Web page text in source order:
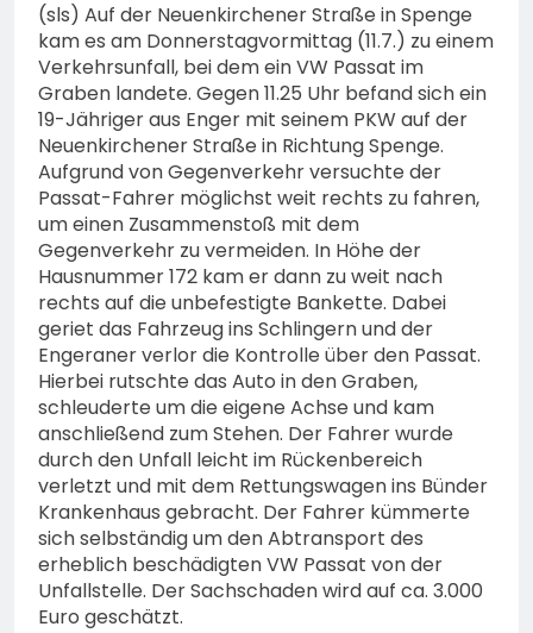
(sls) Auf der Neuenkirchener Straße in Spenge
kam es am Donnerstagvormittag (11.7.) zu einem
Verkehrsunfall, bei dem ein VW Passat im
Graben landete. Gegen 11.25 Uhr befand sich ein
19-Jähriger aus Enger mit seinem PKW auf der
Neuenkirchener Straße in Richtung Spenge.
Aufgrund von Gegenverkehr versuchte der
Passat-Fahrer möglichst weit rechts zu fahren,
um einen Zusammenstoß mit dem
Gegenverkehr zu vermeiden. In Höhe der
Hausnummer 172 kam er dann zu weit nach
rechts auf die unbefestigte Bankette. Dabei
geriet das Fahrzeug ins Schlingern und der
Engeraner verlor die Kontrolle über den Passat.
Hierbei rutschte das Auto in den Graben,
schleuderte um die eigene Achse und kam
anschließend zum Stehen. Der Fahrer wurde
durch den Unfall leicht im Rückenbereich
verletzt und mit dem Rettungswagen ins Bünder
Krankenhaus gebracht. Der Fahrer kümmerte
sich selbständig um den Abtransport des
erheblich beschädigten VW Passat von der
Unfallstelle. Der Sachschaden wird auf ca. 3.000
Euro geschätzt.